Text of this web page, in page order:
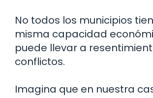
No todos los municipios
misma capacidad
puede llevar a
conflictos.
Imagina que en nuestra